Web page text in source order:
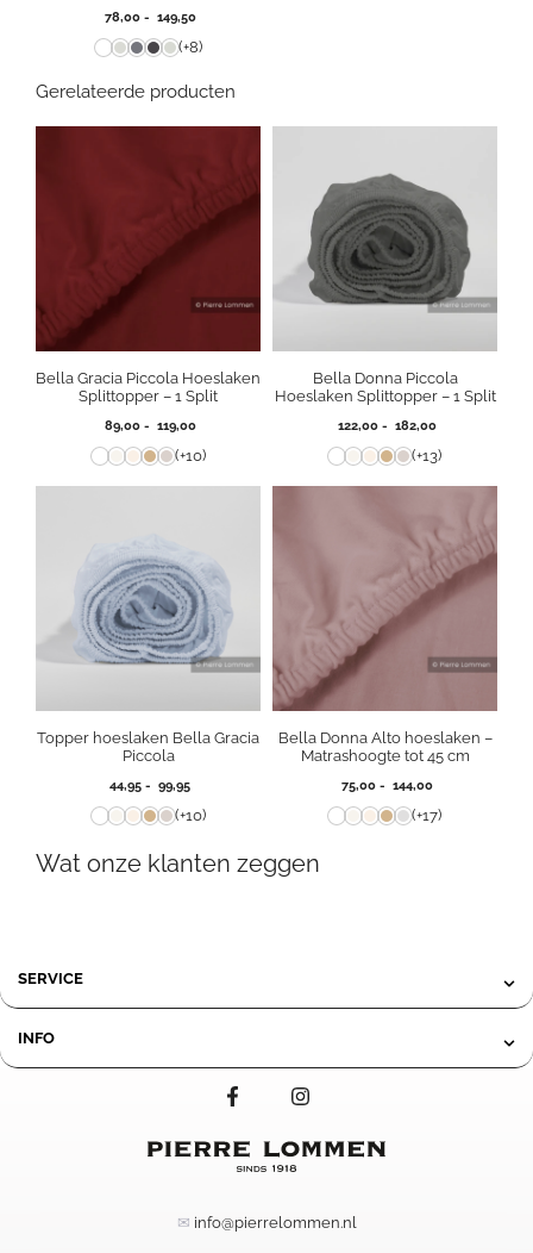
78,00 - 149,50Prijsklasse:
tot
(+8)
Gerelateerde producten
Bella Gracia Piccola Hoeslaken
Splittopper – 1 Split
89,00 - 119,00Prijsklasse:
tot
(+10)
Bella Donna Piccola
Hoeslaken Splittopper – 1 Split
122,00 - 182,00Prijsklasse:
tot
(+13)
Topper hoeslaken Bella Gracia
Piccola
44,95 - 99,95Prijsklasse:
tot
(+10)
Bella Donna Alto hoeslaken –
Matrashoogte tot 45 cm
75,00 - 144,00Prijsklasse:
tot
(+17)
Wat onze klanten zeggen
SERVICE
INFO
✉ info@pierrelommen.nl